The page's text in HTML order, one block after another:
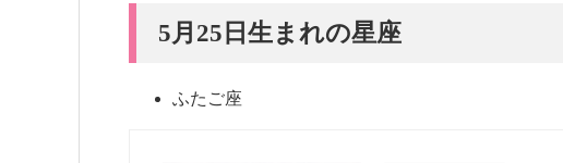
5月25日生まれの星座
ふたご座